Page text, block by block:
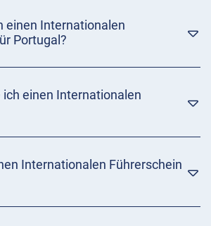
einen Internationalen
Portugal?
einen Internationalen
Internationalen Führerschein